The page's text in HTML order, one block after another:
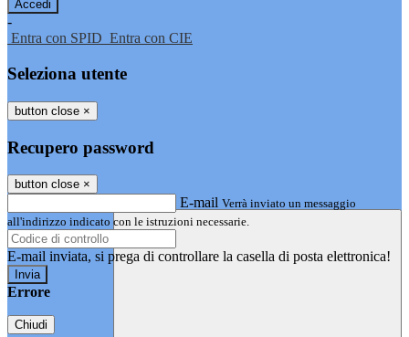
-
Entra con SPID Entra con CIE
Seleziona utente
button close ×
Recupero password
button close ×
E-mail Verrà inviato un messaggio
all'indirizzo indicato con le istruzioni necessarie.
E-mail inviata, si prega di controllare la casella di posta elettronica!
Errore
Chiudi